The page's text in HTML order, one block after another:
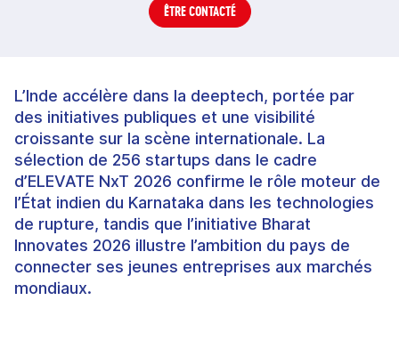
ÊTRE CONTACTÉ
L’Inde accélère dans la deeptech, portée par
des initiatives publiques et une visibilité
croissante sur la scène internationale. La
sélection de 256 startups dans le cadre
d’ELEVATE NxT 2026 confirme le rôle moteur de
l’État indien du Karnataka dans les technologies
de rupture, tandis que l’initiative Bharat
Innovates 2026 illustre l’ambition du pays de
connecter ses jeunes entreprises aux marchés
mondiaux.